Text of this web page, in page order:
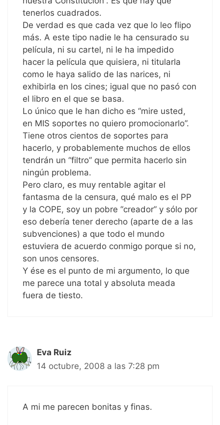
tenerlos cuadrados.
De verdad es que cada vez que lo leo flipo
más. A este tipo nadie le ha censurado su
película, ni su cartel, ni le ha impedido
hacer la película que quisiera, ni titularla
como le haya salido de las narices, ni
exhibirla en los cines; igual que no pasó con
el libro en el que se basa.
Lo único que le han dicho es “mire usted,
en MIS soportes no quiero promocionarlo”.
Tiene otros cientos de soportes para
hacerlo, y probablemente muchos de ellos
tendrán un “filtro” que permita hacerlo sin
ningún problema.
Pero claro, es muy rentable agitar el
fantasma de la censura, qué malo es el PP
y la COPE, soy un pobre “creador” y sólo por
eso debería tener derecho (aparte de a las
subvenciones) a que todo el mundo
estuviera de acuerdo conmigo porque si no,
son unos censores.
Y ése es el punto de mi argumento, lo que
me parece una total y absoluta meada
fuera de tiesto.
Eva Ruiz
14 octubre, 2008 a las 7:28 pm
A mi me parecen bonitas y finas.